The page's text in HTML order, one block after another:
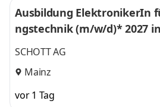
Ausbildung ElektronikerIn
ngstechnik (m/w/d)* 2027
SCHOTT AG
Mainz
vor 1 Tag